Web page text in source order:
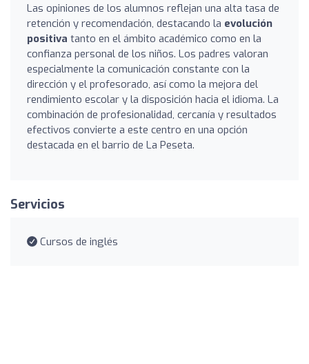
Las opiniones de los alumnos reflejan una alta tasa de
retención y recomendación, destacando la evolución
positiva tanto en el ámbito académico como en la
confianza personal de los niños. Los padres valoran
especialmente la comunicación constante con la
dirección y el profesorado, así como la mejora del
rendimiento escolar y la disposición hacia el idioma. La
combinación de profesionalidad, cercanía y resultados
efectivos convierte a este centro en una opción
destacada en el barrio de La Peseta.
Servicios
Cursos de inglés